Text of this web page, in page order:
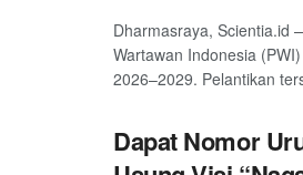
Dharmasraya, Scientia.id
Wartawan Indonesia
2026–2029. Pelantikan
Dapat Nomor